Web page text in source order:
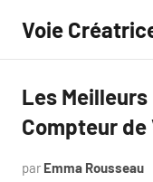
contenu
Voie
Les
Compteur
par Emma Rousseau